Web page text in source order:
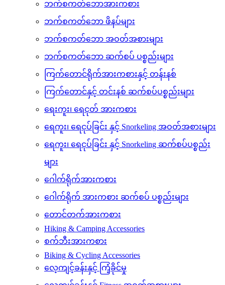
ဘောလုံးကန် ဖိနပ်များ
ဘောလုံး အားကစား ဆက်စပ် ပစွည်းများ
ဘက်စကတ်ဘောအားကစား
ဘက်စကတ်ဘော ဖိနပ်များ
ဘက်စကတ်ဘော အဝတ်အစားများ
ဘက်စကတ်ဘော ဆက်စပ် ပစ္စည်းများ
ကြက်တောင်ရိုက်အားကစားနှင့် တန်းနစ်
ကြက်တောင်နှင့် တင်းနစ် ဆက်စပ်ပစ္စည်းများ
ရေးကူး၊ ရေငုတ် အားကစား
ရေကူး၊ ရေငုပ်ခြင်း နှင့် Snorkeling အဝတ်အစားများ
ရေကူး၊ ရေငုပ်ခြင်း နှင့် Snorkeling ဆက်စပ်ပစ္စည်း
များ
ဂေါက်ရိုက်အားကစား
ဂေါက်ရိုက် အားကစား ဆက်စပ် ပစ္စည်းများ
Hiking & Camping Accessories
စက်ဘီးအားကစား